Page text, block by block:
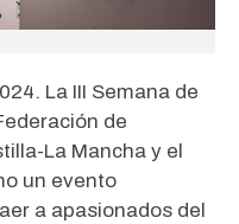
La III Semana de
de
La Mancha y el
un evento
a apasionados del